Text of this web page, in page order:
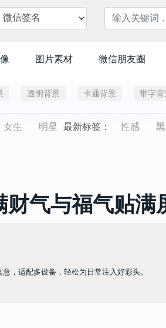
图片素材 微信朋友圈
透明背景 卡通背景 带字背
女生 明星 最新标签： 性感
气与福气贴满
，适配多设备，轻松为日常注入好彩头。